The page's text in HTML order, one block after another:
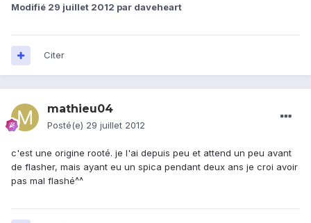
Modifié 29 juillet 2012 par daveheart
Citer
mathieu04
Posté(e) 29 juillet 2012
c'est une origine rooté. je l'ai depuis peu et attend un peu avant
de flasher, mais ayant eu un spica pendant deux ans je croi avoir
pas mal flashé^^